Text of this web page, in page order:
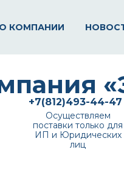
О КОМПАНИИ
+7(812)493-44-47
Осуществляем
поставки только для
ИП и Юридических
лиц